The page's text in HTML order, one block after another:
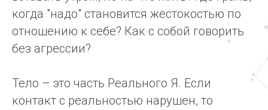
когда "надо" становится жестокостью по
отношению к себе? Как с собой говорить
без агрессии?
Тело – это часть Реального Я. Если
контакт с реальностью нарушен, то